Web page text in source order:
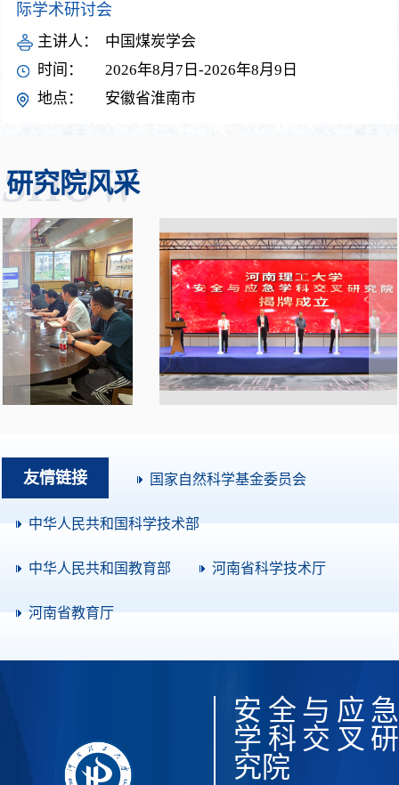
际学术研讨会
主讲人：
中国煤炭学会
时间：
2026年8月7日-2026年8月9日
地点：
安徽省淮南市
研究院风采
SHOW
友情链接 国家自然科学基金委员会
中华人民共和国科学技术部
中华人民共和国教育部 河南省科学技术厅
河南省教育厅
安全与应急
学科交叉研
究院